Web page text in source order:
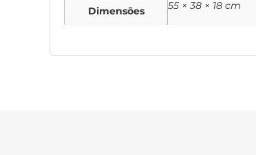
Dimensões 55 × 38 × 18 cm